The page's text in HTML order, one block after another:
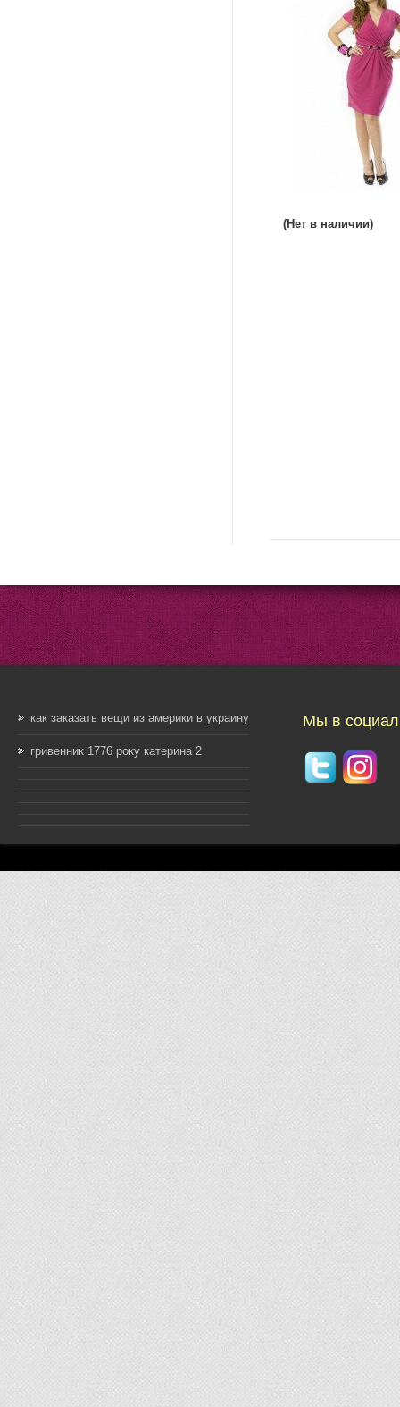
(Нет в наличии)
как заказать вещи из америки в украину
гривенник 1776 року катерина 2
Мы в